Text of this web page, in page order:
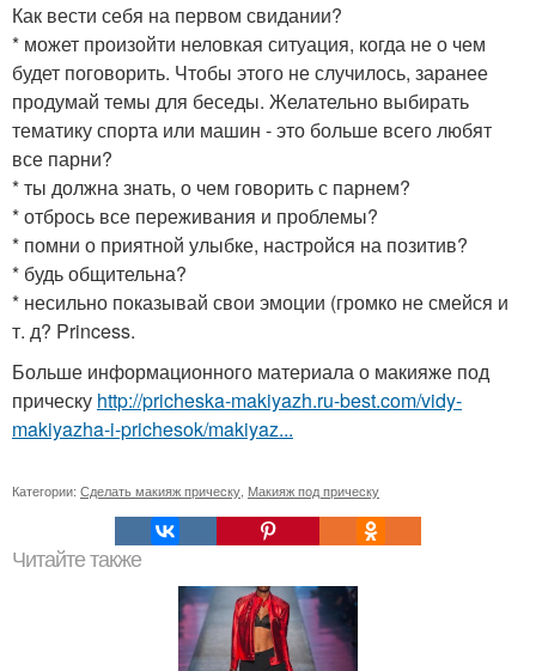
Как вести себя на первом свидании?
* может произойти неловкая ситуация, когда не о чем
будет поговорить. Чтобы этого не случилось, заранее
продумай темы для беседы. Желательно выбирать
тематику спорта или машин - это больше всего любят
все парни?
* ты должна знать, о чем говорить с парнем?
* отбрось все переживания и проблемы?
* помни о приятной улыбке, настройся на позитив?
* будь общительна?
* несильно показывай свои эмоции (громко не смейся и
т. д? Princess.
Больше информационного материала о макияже под
прическу http://pricheska-makiyazh.ru-best.com/vidy-
makiyazha-i-prichesok/makiyaz...
Категории: Сделать макияж прическу Макияж под прическу
Читайте также